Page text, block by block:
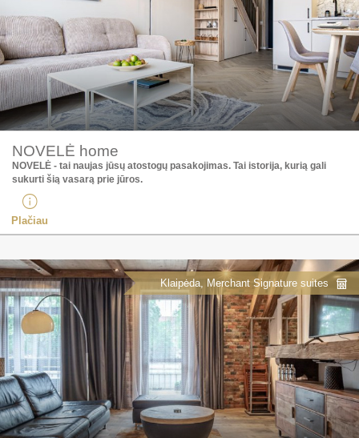
NOVELĖ home
NOVELĖ - tai naujas jūsų atostogų pasakojimas. Tai istorija, kurią gali
sukurti šią vasarą prie jūros.
Plačiau
Klaipėda, Merchant Signature suites